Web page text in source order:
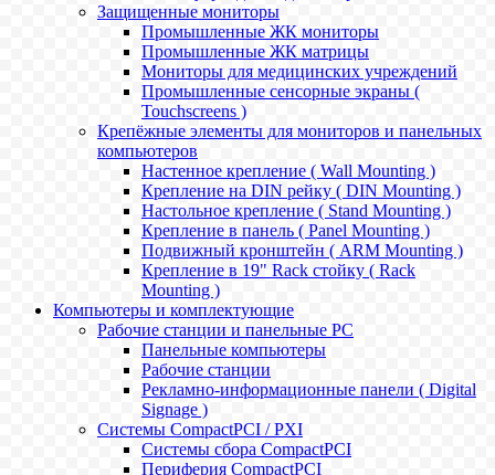
Защищенные мониторы
Промышленные ЖК мониторы
Промышленные ЖК матрицы
Мониторы для медицинских учреждений
Промышленные сенсорные экраны (
Touchscreens )
Крепёжные элементы для мониторов и панельных
компьютеров
Настенное крепление ( Wall Mounting )
Крепление на DIN рейку ( DIN Mounting )
Настольное крепление ( Stand Mounting )
Крепление в панель ( Panel Mounting )
Подвижный кронштейн ( ARM Mounting )
Крепление в 19" Rack стойку ( Rack
Mounting )
Компьютеры и комплектующие
Рабочие станции и панельные РС
Панельные компьютеры
Рабочие станции
Рекламно-информационные панели ( Digital
Signage )
Системы CompactPCI / PXI
Системы сбора CompactPCI
Периферия CompactPCI